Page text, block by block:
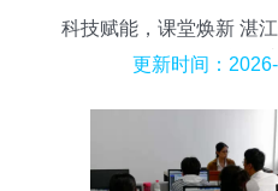
科技赋能，课堂焕新 湛
学跨
更新时间：